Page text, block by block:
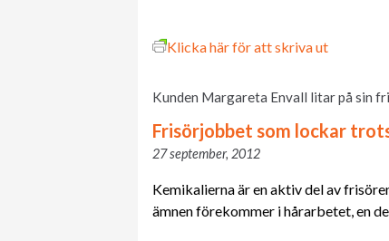
Klicka här för att skriva ut
Kunden Margareta Envall litar på sin
Frisörjobbet som lockar
27 september, 2012
Kemikalierna är en aktiv del av
ämnen förekommer i hårarbetet, en